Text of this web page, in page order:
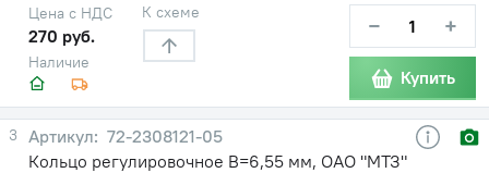
Наличие
Цена с НДС
270 руб.
К схеме − +
Купить
3
72-2308121-05
Кольцо регулировочное В=6,55 мм, ОАО "МТЗ"